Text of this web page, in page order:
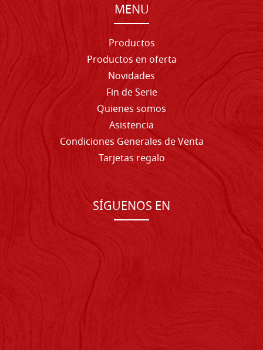
MENU
Productos
Productos en oferta
Novidades
Fin de Serie
Quienes somos
Asistencia
Condiciones Generales de Venta
Tarjetas regalo
SÍGUENOS EN